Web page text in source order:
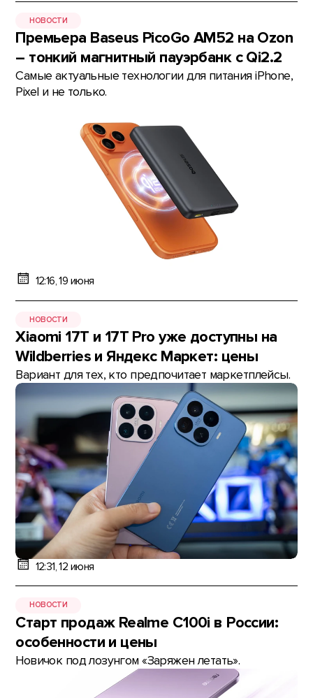
НОВОСТИ
Премьера Baseus PicoGo AM52 на Ozon
– тонкий магнитный пауэрбанк с Qi2.2
Самые актуальные технологии для питания iPhone,
Pixel и не только.
12:16, 19 июня
НОВОСТИ
Xiaomi 17T и 17T Pro уже доступны на
Wildberries и Яндекс Маркет: цены
Вариант для тех, кто предпочитает маркетплейсы.
12:31, 12 июня
НОВОСТИ
Старт продаж Realme C100i в России:
особенности и цены
Новичок под лозунгом «Заряжен летать».